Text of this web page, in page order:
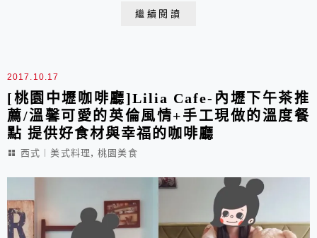
繼續閱讀
2017.10.17
[桃園中壢咖啡廳]Lilia Cafe-內壢下午茶推
薦/溫馨可愛的英倫風情+手工現做的溫度餐
點 提供好食材與幸福的咖啡廳
西式︱美式料理 ,桃園美食